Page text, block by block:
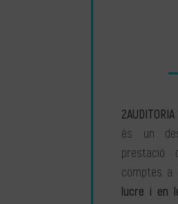
és un
prestació
comptes a
lucre i en